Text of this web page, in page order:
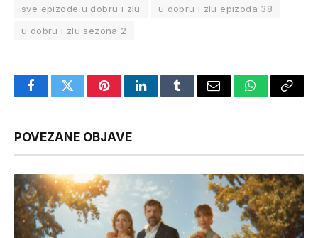
sve epizode u dobru i zlu
u dobru i zlu epizoda 38
u dobru i zlu sezona 2
FacebookTwitterPinterestLinkedInTumblrEmail WhatsApp
Copy
POVEZANE OBJAVE